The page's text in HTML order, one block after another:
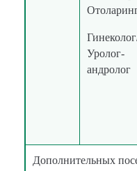
Уролог-
андролог
Дополнительных